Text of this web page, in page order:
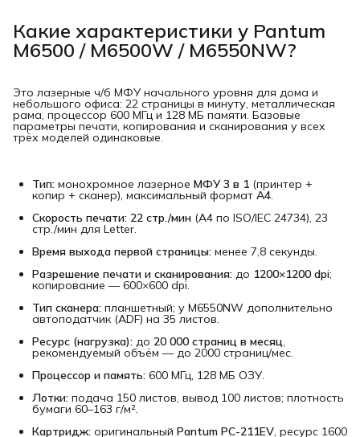
Какие характеристики у Pantum
M6500 / M6500W / M6550NW?
Это лазерные ч/б МФУ начального уровня для дома и
небольшого офиса: 22 страницы в минуту, металлическая
рама, процессор 600 МГц и 128 МБ памяти. Базовые
параметры печати, копирования и сканирования у всех
трёх моделей одинаковые.
Тип: монохромное лазерное МФУ 3 в 1 (принтер +
копир + сканер), максимальный формат A4.
Скорость печати: 22 стр./мин (A4 по ISO/IEC 24734), 23
стр./мин для Letter.
Время выхода первой страницы: менее 7,8 секунды.
Разрешение печати и сканирования: до 1200×1200 dpi;
копирование — 600×600 dpi.
Тип сканера: планшетный; у M6550NW дополнительно
автоподатчик (ADF) на 35 листов.
Ресурс (нагрузка): до 20 000 страниц в месяц,
рекомендуемый объём — до 2000 страниц/мес.
Процессор и память: 600 МГц, 128 МБ ОЗУ.
Лотки: подача 150 листов, вывод 100 листов; плотность
бумаги 60–163 г/м².
Картридж: оригинальный Pantum PC-211EV, ресурс 1600